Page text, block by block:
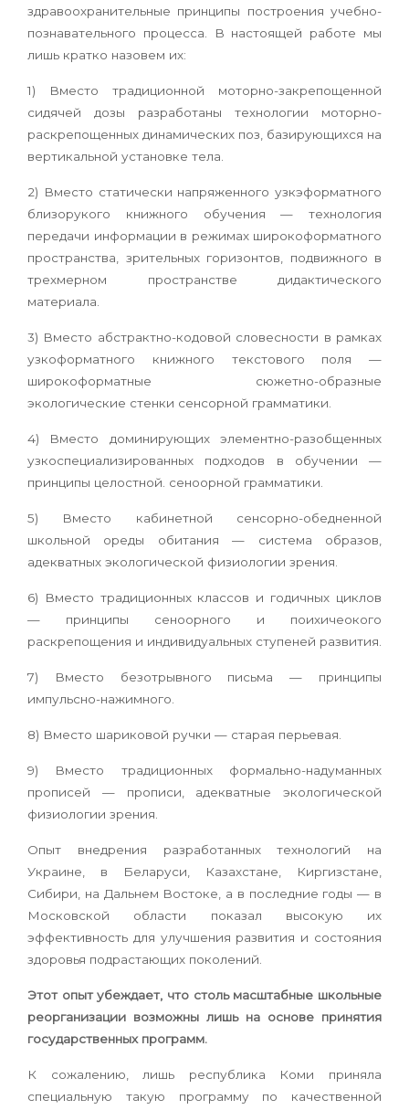
здравоохранительные принципы построения учебно-
познавательного процесса. В настоящей работе мы
лишь кратко назовем их:
1) Вместо традиционной моторно-закрепощенной
сидячей дозы разработаны технологии моторно-
раскрепощенных динамических поз, базирующихся на
вертикальной установке тела.
2) Вместо статически напряженного узкэформатного
близорукого книжного обучения — технология
передачи информации в режимах широкоформатного
пространства, зрительных горизонтов, подвижного в
трехмерном пространстве дидактического
материала.
3) Вместо абстрактно-кодовой словесности в рамках
узкоформатного книжного текстового поля —
широкоформатные сюжетно-образные
экологические стенки сенсорной грамматики.
4) Вместо доминирующих элементно-разобщенных
узкоспециализированных подходов в обучении —
принципы целостной. сеноорной грамматики.
5) Вместо кабинетной сенсорно-обедненной
школьной ореды обитания — система образов,
адекватных экологической физиологии зрения.
6) Вместо традиционных классов и годичных циклов
— принципы сеноорного и поихичеокого
раскрепощения и индивидуальных ступеней развития.
7) Вместо безотрывного письма — принципы
импульсно-нажимного.
8) Вместо шариковой ручки — старая перьевая.
9) Вместо традиционных формально-надуманных
прописей — прописи, адекватные экологической
физиологии зрения.
Опыт внедрения разработанных технологий на
Украине, в Беларуси, Казахстане, Киргизстане,
Сибири, на Дальнем Востоке, а в последние годы — в
Московской области показал высокую их
эффективность для улучшения развития и состояния
здоровья подрастающих поколений.
Этот опыт убеждает, что столь масштабные школьные
реорганизации возможны лишь на основе принятия
государственных программ.
К сожалению, лишь республика Коми приняла
специальную такую программу по качественной